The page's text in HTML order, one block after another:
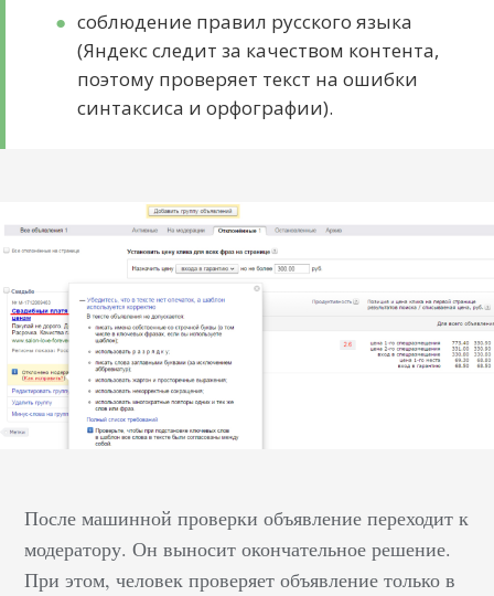
соблюдение правил русского языка
(Яндекс следит за качеством контента,
поэтому проверяет текст на ошибки
синтаксиса и орфографии).
После машинной проверки объявление переходит к
модератору. Он выносит окончательное решение.
При этом, человек проверяет объявление только в